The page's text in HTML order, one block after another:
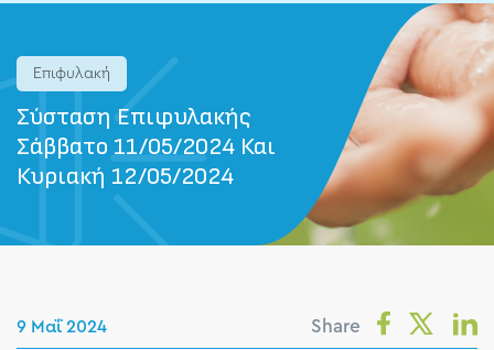
Επιφυλακή
Σύσταση Επιφυλακής
Σάββατο 11/05/2024 Και
Κυριακή 12/05/2024
9 Μαΐ 2024 Share